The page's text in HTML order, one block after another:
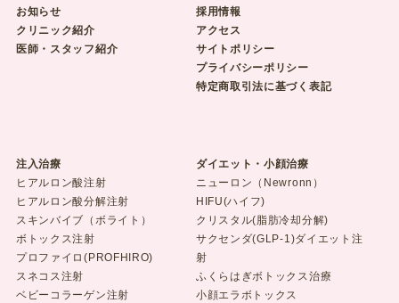
お知らせ
クリニック紹介
医師・スタッフ紹介
採用情報
アクセス
サイトポリシー
プライバシーポリシー
特定商取引法に基づく表記
注入治療
ヒアルロン酸注射
ヒアルロン酸分解注射
スキンバイブ（ボライト）
ボトックス注射
プロファイロ(PROFHIRO)
スネコス注射
ベビーコラーゲン注射
ダイエット・小顔治療
ニューロン（Newronn）
HIFU(ハイフ)
クリスタル(脂肪冷却分解)
サクセンダ(GLP-1)ダイエット注
射
ふくらはぎボトックス治療
小顔エラボトックス